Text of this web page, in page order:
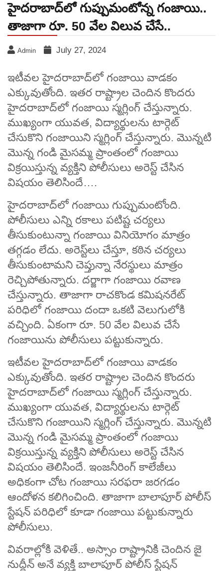
హైదరాబాద్‌లో గుప్పుమంటోన్న గంజాయి..
తాజాగా రూ. 50 వేల విలువ చేసే..
Admin July 27, 2024
ఇటీవల హైదరాబాద్‌లో గంజాయి వాడకం
ఎక్కువుతోంది. ఇతర రాష్ట్రాల చెందిన కొందరు
హైదరాబాద్‌లో గంజాయి స్మగ్లింగ్ చేస్తున్నారు.
ముఖ్యంగా యువత, విద్యార్థులను టార్గెట్
చేసుకొని గంజాయిని స్మగ్లింగ్‌ చేస్తున్నారు. మొన్నటి
మొన్న గండి మైసమ్మ ప్రాంతంలో గంజాయి
విక్రయిస్తున్న వ్యక్తిని పోలీసులు అరెస్ట్ చేసిన
విషయం తెలిసిందే….
హైదరాబాద్‌లో గంజాయి గుప్పుమంటోంది.
పోలీసులు ఎన్ని రకాలు పటిష్ట చర్యలు
తీసుకుంటున్నా గంజాయి వినియోగం మాత్రం
తగ్గడం లేదు. అరెస్ట్‌లు చేస్తూ, కఠిన చర్యలు
తీసుకుంటామని చెప్తున్నా నేరస్థులు మాత్రం
రెచ్చిపోతున్నారు. దర్జాగా గంజాయి రవాణ
చేస్తున్నారు. తాజాగా రాచకొండ కమిషనరేట్‌
పరిధిలో గంజాయి దందా ఒకటి వెలుగులోకి
వచ్చింది. ఏకంగా రూ. 50 వేల విలువ చేసే
గంజాయిను పోలీసులు పట్టుకున్నారు.
ఇటీవల హైదరాబాద్‌లో గంజాయి వాడకం
ఎక్కువుతోంది. ఇతర రాష్ట్రాల చెందిన కొందరు
హైదరాబాద్‌లో గంజాయి స్మగ్లింగ్ చేస్తున్నారు.
ముఖ్యంగా యువత, విద్యార్థులను టార్గెట్
చేసుకొని గంజాయిని స్మగ్లింగ్‌ చేస్తున్నారు. మొన్నటి
మొన్న గండి మైసమ్మ ప్రాంతంలో గంజాయి
విక్రయిస్తున్న వ్యక్తిని పోలీసులు అరెస్ట్ చేసిన
విషయం తెలిసిందే. ఇంజనీరింగ్ కాలేజీలు
అధికంగా చోట గంజాయి సరఫరా జరగడం
ఆందోళన కలిగించింది. తాజాగా బాలాపూర్‌ పోలీస్‌
స్టేషన్‌ పరిధిలో కూడా గంజాయి పట్టుకున్నారు
పోలీసులు.
వివరాల్లోకి వెళితే.. అస్సాం రాష్ట్రానికి చెందిన జై
నుద్దీన్ అనే వ్యక్తి బాలాపూర్ పోలీస్ స్టేషన్